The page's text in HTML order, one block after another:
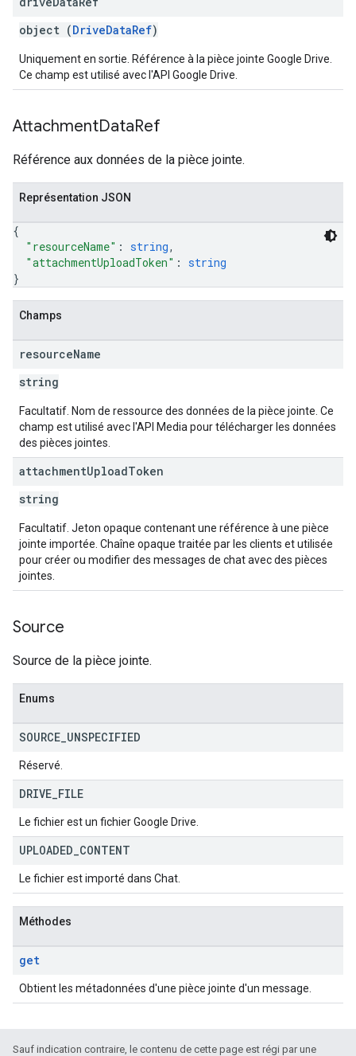
object (DriveDataRef)
Uniquement en sortie. Référence à la pièce jointe Google Drive.
Ce champ est utilisé avec l'API Google Drive.
AttachmentDataRef
Référence aux données de la pièce jointe.
Représentation JSON
{
"resourceName" : string,
"attachmentUploadToken" : string
}
Champs
resourceName
string
Facultatif. Nom de ressource des données de la pièce jointe. Ce
champ est utilisé avec l'API Media pour télécharger les données
des pièces jointes.
attachmentUploadToken
string
Facultatif. Jeton opaque contenant une référence à une pièce
jointe importée. Chaîne opaque traitée par les clients et utilisée
pour créer ou modifier des messages de chat avec des pièces
jointes.
Source
Source de la pièce jointe.
Enums
SOURCE UNSPECIFIED
Réservé.
DRIVE FILE
Le fichier est un fichier Google Drive.
UPLOADED CONTENT
Le fichier est importé dans Chat.
Méthodes
get
Obtient les métadonnées d'une pièce jointe d'un message.
Sauf indication contraire, le contenu de cette page est régi par une